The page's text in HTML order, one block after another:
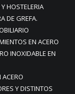
HOSTELERIA
DE GREFA.
EN ACERO
INOXIDABLE EN
ACERO
Y DISTINTOS